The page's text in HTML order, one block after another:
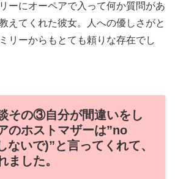
ーにオーペアで入って何か質問があ
えてくれた彼女。人への優しさがと
リーからもとても頼りな存在でし
その③自分が間違いをし
のホストマザーは”no
いで)”と言ってくれて、
ました。